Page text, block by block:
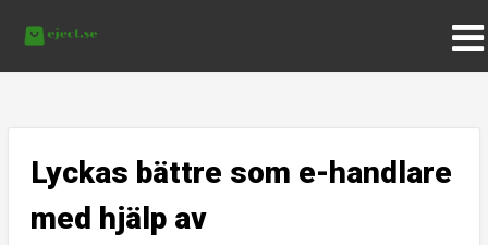
Lyckas bättre som e-handlare
med hjälp av